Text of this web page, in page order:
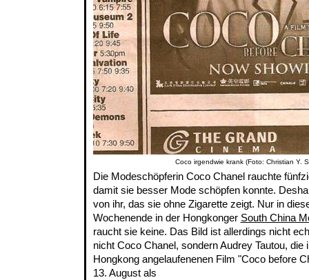
Coco irgendwie krank (Foto: Christian Y.
Die Modeschöpferin Coco Chanel rauchte
damit sie besser Mode schöpfen konnte.
von ihr, das sie ohne Zigarette zeigt. Nur in
Wochenende in der Hongkonger South China
raucht sie keine. Das Bild ist allerdings nicht
nicht Coco Chanel, sondern Audrey Tautou, die
Hongkong angelaufenenen Film "Coco before
13. August als